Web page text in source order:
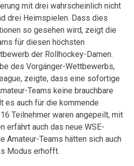
mit drei wahrscheinlich nicht
drei Heimspielen. Dass dies
so gesehen wird, zeigt die
für diesen höchsten
der Rollhockey-Damen.
des Vorgänger-Wettbewerbs,
zeigte, dass eine sofortige
Teams keine brauchbare
es auch für die kommende
Teilnehmer waren angepeilt, mit
erfährt auch das neue WSE-
Amateur-Teams hätten sich auch
Modus erhofft.